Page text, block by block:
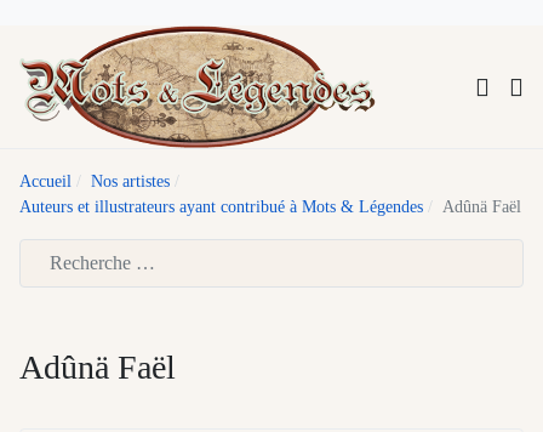
Accueil
Nos artistes
Auteurs et illustrateurs ayant contribué à Mots & Légendes
Adûnä Faël
Adûnä Faël